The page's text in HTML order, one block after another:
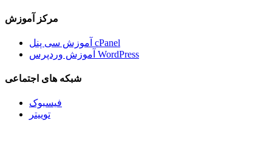
مرکز آموزش
آموزش سی پنل cPanel
آموزش وردپرس WordPress
شبکه های اجتماعی
فیسبوک
توییتر